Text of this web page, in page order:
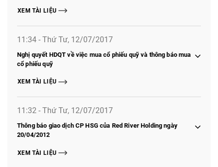
XEM TÀI LIỆU
11:34 - Thứ Tư, 12/07/2017
Nghị quyết HDQT về việc mua cổ phiếu quỹ và thông báo mua
cổ phiếu quỹ
XEM TÀI LIỆU
11:32 - Thứ Tư, 12/07/2017
Thông báo giao dịch CP HSG của Red River Holding ngày
20/04/2012
XEM TÀI LIỆU